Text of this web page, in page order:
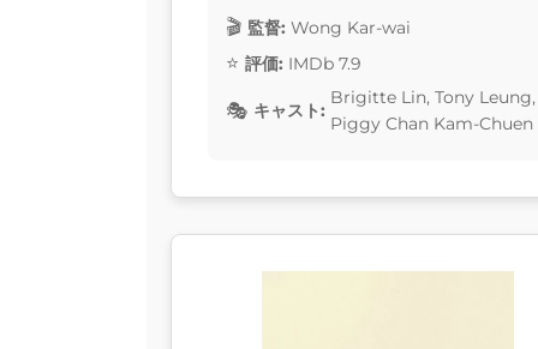
監督: Wong Kar-wai
評価: IMDb 7.9
キャスト:
Brigitte Lin, Tony
Piggy Chan Kam-Chuen